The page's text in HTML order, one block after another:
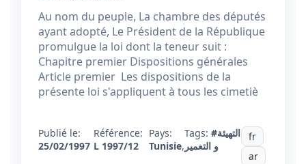
Au nom du peuple, La chambre des députés
ayant adopté, Le Président de la République
promulgue la loi dont la teneur suit :
Chapitre premier Dispositions générales
Article premier Les dispositions de la
présente loi s'appliquent à tous les cimetiè
Publié le:
25/02/1997
Référence:
L 1997/12
Pays:
Tunisie,
Tags: #التهيئة
و التعمير
fr
ar